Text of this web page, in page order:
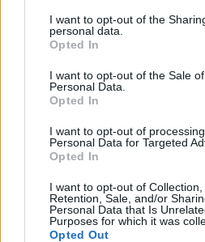
not limited to your visit or usage
grant or deny consent to Google
use your data for below specified
consent section.
I want to opt-out of the
personal data.
Opted In
I want to opt-out of the Sale
Personal Data.
Opted In
I want to opt-out of
Personal Data for Targeted
Opted In
I want to opt-out of Collection,
Retention, Sale, and/or
Personal Data that Is
Purposes for which it was
Opted Out
Identifica y elimina suscripciones,
FINANZAS